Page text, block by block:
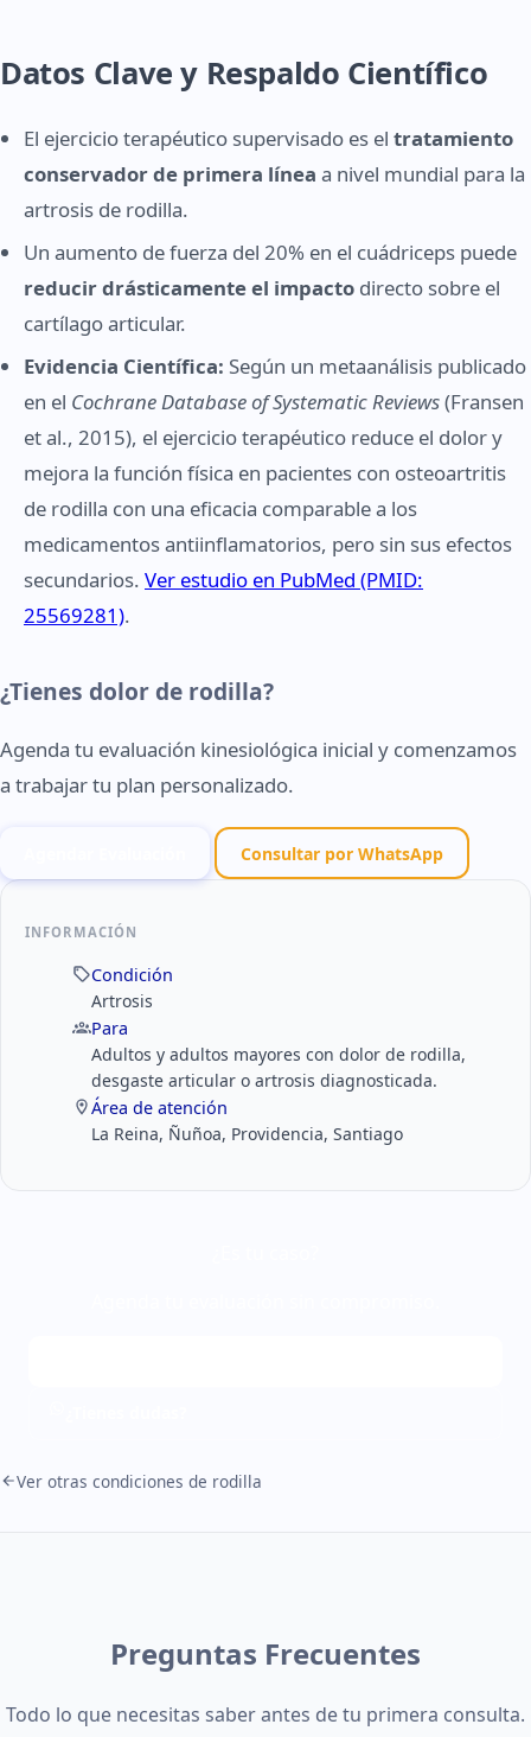
Datos Clave y Respaldo Científico
El ejercicio terapéutico supervisado es el tratamiento
conservador de primera línea a nivel mundial para la
artrosis de rodilla.
Un aumento de fuerza del 20% en el cuádriceps puede
reducir drásticamente el impacto directo sobre el
cartílago articular.
Evidencia Científica: Según un metaanálisis publicado
en el Cochrane Database of Systematic Reviews(Fransen
et al., 2015), el ejercicio terapéutico reduce el dolor y
mejora la función física en pacientes con osteoartritis
de rodilla con una eficacia comparable a los
medicamentos antiinflamatorios, pero sin sus efectos
secundarios. Ver estudio en PubMed (PMID:
25569281).
¿Tienes dolor de rodilla?
Agenda tu evaluación kinesiológica inicial y comenzamos
a trabajar tu plan personalizado.
Consultar por WhatsApp
INFORMACIÓN
Condición
Artrosis
Para
Adultos y adultos mayores con dolor de rodilla,
desgaste articular o artrosis diagnosticada.
Área de atención
La Reina, Ñuñoa, Providencia, Santiago
Ver otras condiciones de rodilla
Preguntas Frecuentes
Todo lo que necesitas saber antes de tu primera consulta.